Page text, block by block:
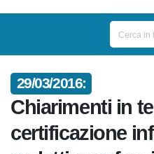
29/03/2016:
Chiarimenti in
certificazione